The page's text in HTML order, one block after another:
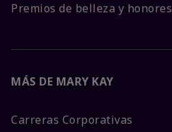
Premios de belleza y honores
MÁS DE MARY KAY
Carreras Corporativas